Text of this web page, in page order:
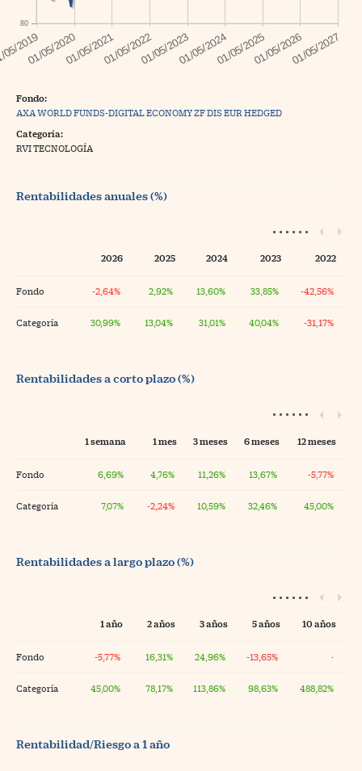
80
Fondo:
AXA WORLD FUNDS-DIGITAL ECONOMY ZF DIS EUR HEDGED
Categoría:
RVI TECNOLOGÍA
Rentabilidades anuales (%)
2026 2025 2024 2023 2022
Fondo -2,64% 2,92% 13,60% 33,85% -42,56%
Categoría 30,99% 13,04% 31,01% 40,04% -31,17%
Rentabilidades a corto plazo (%)
1 semana 1 mes 3 meses 6 meses 12 meses
Fondo 6,69% 4,76% 11,26% 13,67% -5,77%
Categoría 7,07% -2,24% 10,59% 32,46% 45,00%
Rentabilidades a largo plazo (%)
1 año 2 años 3 años 5 años 10 años
Fondo -5,77% 16,31% 24,96% -13,65% ·
Categoría 45,00% 78,17% 113,86% 98,63% 488,82%
Rentabilidad/Riesgo a 1 año